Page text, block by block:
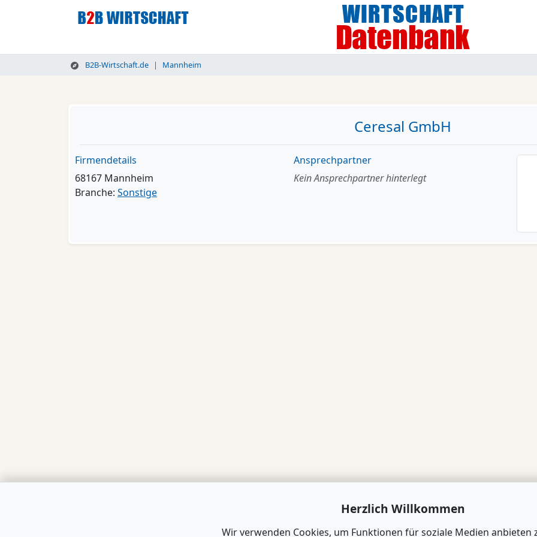
B2B-Wirtschaft.de Mannheim
Ceresal GmbH
Firmendetails
68167 Mannheim
Branche: Sonstige
Ansprechpartner
Kein Ansprechpartner hinterlegt
Herzlich Willkommen
Wir verwenden Cookies, um Funktionen für soziale Medien anbieten